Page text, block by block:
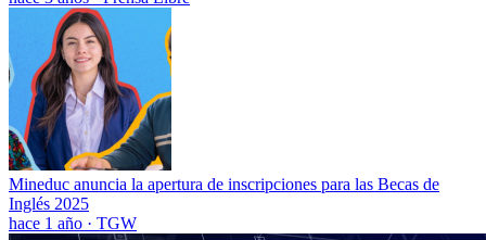
Mineduc anuncia la apertura de inscripciones para las Becas de
Inglés 2025
hace 1 año · TGW